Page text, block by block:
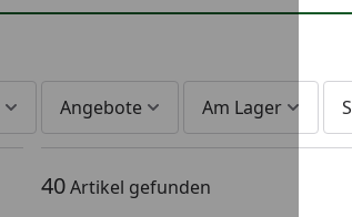
Angebote Am Lager
40Artikel gefunden